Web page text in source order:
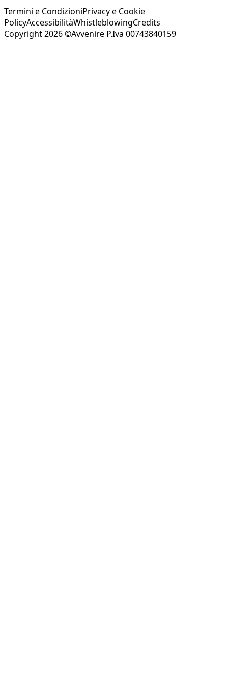
Termini e CondizioniPrivacy e Cookie
PolicyAccessibilitàWhistleblowingCredits
Copyright 2026 ©Avvenire P.Iva 00743840159